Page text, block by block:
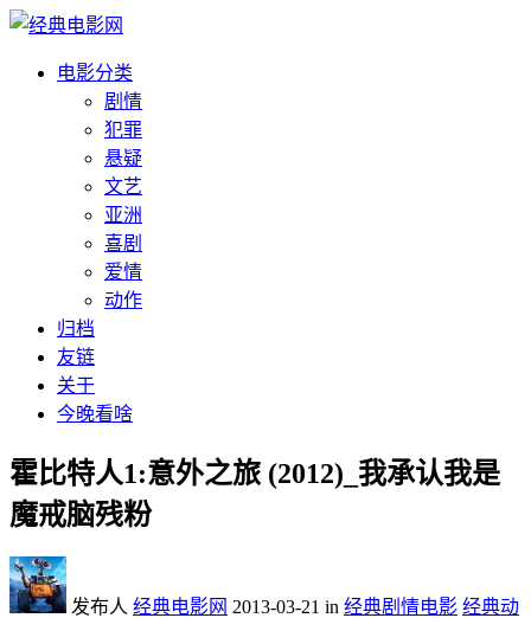
电影分类
剧情
犯罪
悬疑
文艺
亚洲
喜剧
爱情
动作
归档
友链
关于
今晚看啥
霍比特人1:意外之旅 (2012)_我承认我是
魔戒脑残粉
发布人 经典电影网 2013-03-21 in 经典剧情电影 经典动